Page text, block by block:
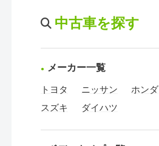
中古車を探す
メーカー一覧
トヨタ ニッサン ホンダ
スズキ
ダイハツ